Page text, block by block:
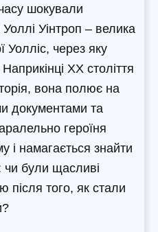
шокували
Уінтроп – велика
Уолліс, через яку
XX століття
вона полює на
документами та
героїня
і намагається знайти
чи були щасливі
після того, як стали